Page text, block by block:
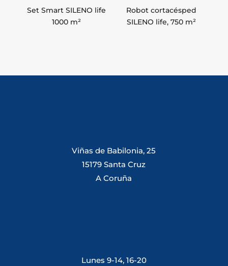
Set Smart SILENO life
1000 m²
Robot cortacésped
SILENO life, 750 m²
Viñas de Babilonia, 25
15179 Santa Cruz
A Coruña
Lunes 9-14, 16-20